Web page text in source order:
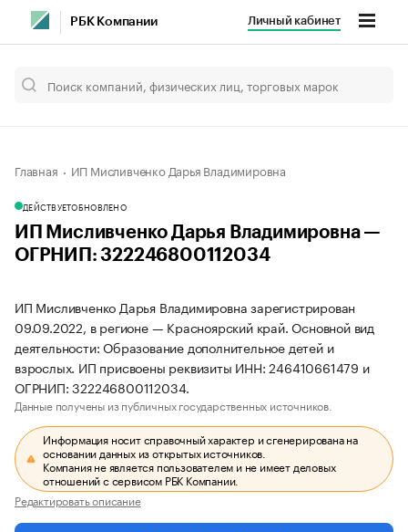
РБК Компании Личный кабинет
Главная ИП Мисливченко Дарья Владимировна
ДЕЙСТВУЕТОБНОВЛЕНО
ИП Мисливченко Дарья Владимировна —
ОГРНИП: 322246800112034
ИП Мисливченко Дарья Владимировна зарегистрирован
09.09.2022, в регионе — Красноярский край. Основной вид
деятельности: Образование дополнительное детей и
взрослых. ИП присвоены реквизиты ИНН: 246410661479 и
ОГРНИП: 322246800112034.
Данные получены из публичных государственных источников.
Информация носит справочный характер и сгенерирована на
основании данных из открытых источников.
Компания не является пользователем и не имеет деловых
отношений с сервисом РБК Компании.
Редактировать описание